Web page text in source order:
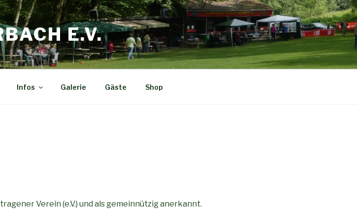
E.V.
Infos Galerie Gäste Shop
Verein (e.V.) und als gemeinnützig anerkannt.